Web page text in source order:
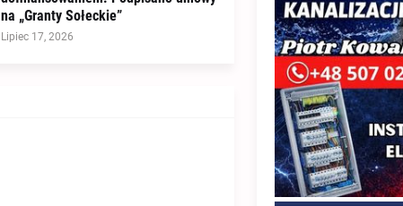
na „Granty Sołeckie”
Lipiec 17, 2026